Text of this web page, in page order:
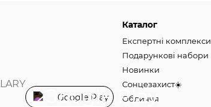
Google Play
Каталог
Експертні комплекси
Подарункові набори
Новинки
Сонцезахист☀️
Обличчя